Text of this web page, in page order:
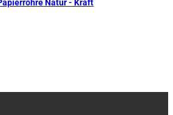
Natur - Kraft